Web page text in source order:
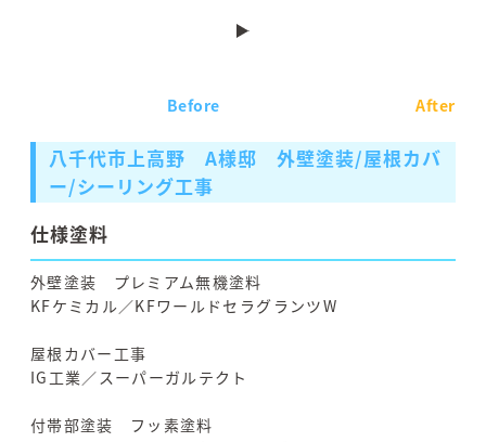
Before After
八千代市上高野 A様邸 外壁塗装/屋根カバ
ー/シーリング工事
仕様塗料
外壁塗装 プレミアム無機塗料
KFケミカル／KFワールドセラグランツW
屋根カバー工事
IG工業／スーパーガルテクト
付帯部塗装 フッ素塗料